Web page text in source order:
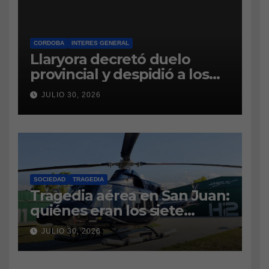
CORDOBA INTERES GENERAL
Llaryora decretó duelo
provincial y despidió a los
bomberos cordobeses
fallecidos en la tragedia
aérea de San Juan
JULIO 30, 2026
SOCIEDAD TRAGEDIA
Tragedia aérea en San Juan:
quiénes eran los siete
tripulantes fallecidos y qué
es lo último que se sabe
JULIO 30, 2026